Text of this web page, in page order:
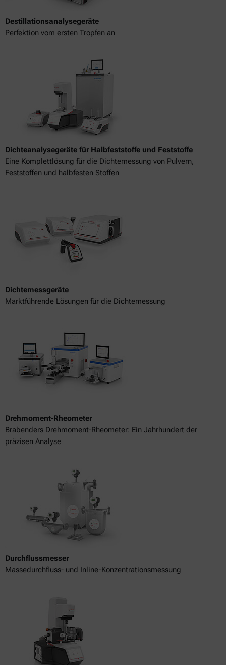
Destillationsanalysegeräte
Perfektion vom ersten Tropfen an
Dichteanalysegeräte für Halbfeststoffe und Feststoffe
Eine Komplettlösung für die Dichtemessung von Pulvern,
Feststoffen und halbfesten Stoffen
Dichtemessgeräte
Marktführende Lösungen für die Dichtemessung
Drehmoment-Rheometer
Brabenders Drehmoment-Rheometer: Ein Jahrhundert der
präzisen Analyse
Durchflussmesser
Massedurchfluss- und Inline-Konzentrationsmessung